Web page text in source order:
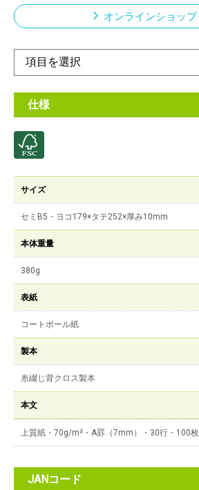
オンラインショップ
仕様
サイズ
セミB5・ヨコ179×タテ252×厚み10mm
本体重量
380g
表紙
コートボール紙
製本
糸綴じ背クロス製本
本文
上質紙・70g/m²・A罫（7mm）・30行・100枚
JANコード